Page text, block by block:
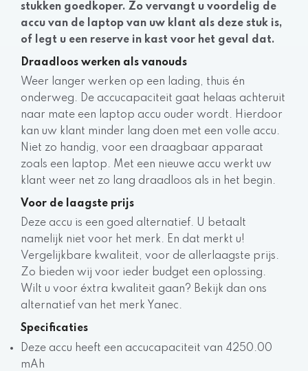
stukken goedkoper. Zo vervangt u voordelig de
accu van de laptop van uw klant als deze stuk is,
of legt u een reserve in kast voor het geval dat.
Draadloos werken als vanouds
Weer langer werken op een lading, thuis én
onderweg. De accucapaciteit gaat helaas achteruit
naar mate een laptop accu ouder wordt. Hierdoor
kan uw klant minder lang doen met een volle accu.
Niet zo handig, voor een draagbaar apparaat
zoals een laptop. Met een nieuwe accu werkt uw
klant weer net zo lang draadloos als in het begin.
Voor de laagste prijs
Deze accu is een goed alternatief. U betaalt
namelijk niet voor het merk. En dat merkt u!
Vergelijkbare kwaliteit, voor de allerlaagste prijs.
Zo bieden wij voor ieder budget een oplossing.
Wilt u voor éxtra kwaliteit gaan? Bekijk dan ons
alternatief van het merk Yanec.
Specificaties
Deze accu heeft een accucapaciteit van 4250.00
mAh